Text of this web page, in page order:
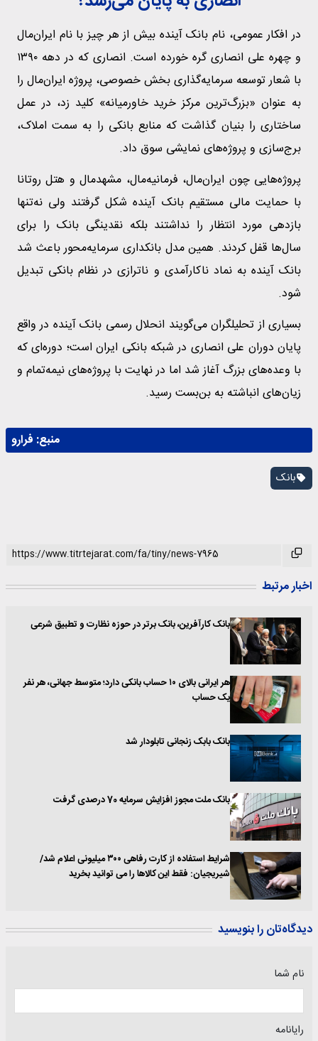
در افکار عمومی، نام بانک آینده بیش از هر چیز با نام ایران‌مال
و چهره علی انصاری گره خورده است. انصاری که در دهه ۱۳۹۰
با شعار توسعه سرمایه‌گذاری بخش خصوصی، پروژه ایران‌مال را
به عنوان «بزرگ‌ترین مرکز خرید خاورمیانه» کلید زد، در عمل
ساختاری را بنیان گذاشت که منابع بانکی را به سمت املاک،
برج‌سازی و پروژه‌های نمایشی سوق داد.
پروژه‌هایی چون ایران‌مال، فرمانیه‌مال، مشهدمال و هتل روتانا
با حمایت مالی مستقیم بانک آینده شکل گرفتند ولی نه‌تنها
بازدهی مورد انتظار را نداشتند بلکه نقدینگی بانک را برای
سال‌ها قفل کردند. همین مدل بانکداری سرمایه‌محور باعث شد
بانک آینده به نماد ناکارآمدی و ناترازی در نظام بانکی تبدیل
شود.
بسیاری از تحلیلگران می‌گویند انحلال رسمی بانک آینده در واقع
پایان دوران علی انصاری در شبکه بانکی ایران است؛ دوره‌ای که
با وعده‌های بزرگ آغاز شد اما در نهایت با پروژه‌های نیمه‌تمام و
زیان‌های انباشته به بن‌بست رسید.
منبع: فرارو
بانک
اخبار مرتبط
بانک کارآفرین، بانک برتر در حوزه نظارت و تطبیق شرعی
هر ایرانی بالای ۱۰ حساب بانکی دارد؛ متوسط جهانی، هر نفر
یک حساب
بانک بابک زنجانی تابلودار شد
بانک ملت مجوز افزایش سرمایه 70 درصدی گرفت
شرایط استفاده از کارت رفاهی ۳۰۰ میلیونی اعلام شد/
شیریجیان: فقط این کالاها را می توانید بخرید
دیدگاه‌تان را بنویسید
نام شما
رایانامه